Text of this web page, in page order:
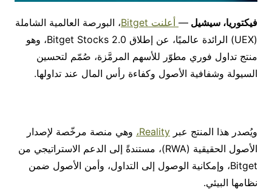
فيكتوريا، سيشيل — أعلنت Bitget، البورصة العالمية الشاملة
(UEX) الرائدة عالميًا، عن إطلاق Bitget Stocks 2.0، وهو
منتج تداول فوري مطوّر للأسهم المرمَّزة، صُمّم لتحسين
السيولة وشفافية الأصول وكفاءة رأس المال عند تداولها.
ويُصدر هذا المنتج عبر Reality، وهي منصة مرخّصة لإصدار
الأصول الحقيقية (RWA)، مستندةً إلى الدعم الاستراتيجي من
Bitget، وإمكانية الوصول إلى التداول، وأمن الأصول ضمن
نظامها البيئي.